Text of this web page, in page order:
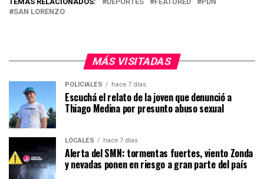
SAN LORENZO
MÁS VISITADAS
POLICIALES hace 7 días
Escuchá el relato de la joven que denunció a
Thiago Medina por presunto abuso sexual
LOCALES hace 7 días
Alerta del SMN: tormentas fuertes, viento Zonda
y nevadas ponen en riesgo a gran parte del país